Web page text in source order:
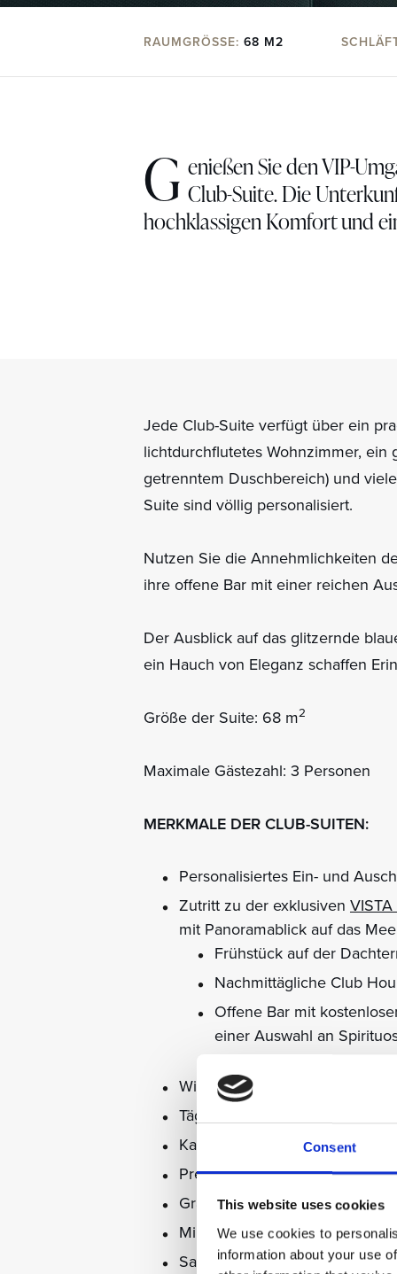
Consent
This website uses cookies
We use cookies to
information about your use
RAUMGRÖSSE: 68 M2
G enießen Sie den VIP-
Club-Suite. Die
hochklassigen Komfort und
Jede Club-Suite verfügt über ein
lichtdurchflutetes Wohnzimmer, ein
getrenntem Duschbereich) und
Suite sind völlig personalisiert.
Nutzen Sie die Annehmlichkeiten
ihre offene Bar mit einer reichen
Der Ausblick auf das glitzernde
ein Hauch von Eleganz schaffen
Größe der Suite: 68 m2
Maximale Gästezahl: 3 Personen
MERKMALE DER CLUB-SUITEN:
Personalisiertes Ein- und
Zutritt zu der exklusiven
mit Panoramablick auf das
Frühstück auf der
Nachmittägliche Club
Offene Bar mit
einer Auswahl an
Willkommensgeschenk in der
Täglich eine Schüssel frischen
Kaffeeapparat
Premium Kosmetikprodukte
Gratis schnelles drahtloses
Minibar
Satelliten- und Pay-TV